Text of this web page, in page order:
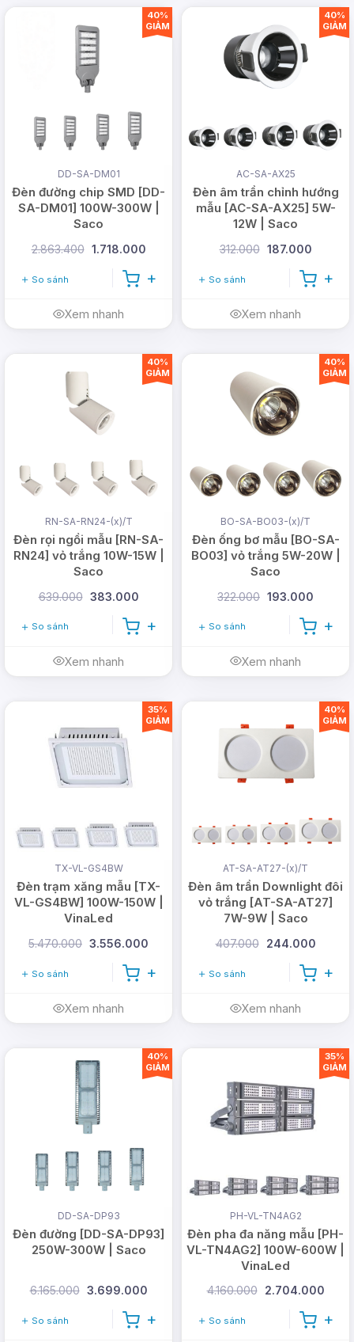
khách hàng, với khả năng cung cấp sản phẩm số
lượng lớn cho các công trình - dự án trong nhiều
năm qua, DMT Solar tự tin là nhà cung cấp sản
phẩm năng lượng mặt trời tốt nhất hiện nay.
Sản phẩm nguồn gốc xuất xứ rõ ràng
Bảo hành 2 - 3 năm, đổi trả trong 12 tháng đầu
Luôn được kiểm tra chất lượng trước khi bàn
giao
Công ty nhập khẩu trực tiếp tại nhà máy
Văn phòng: 365A đường Tô Ngọc Vân,
Phường Thới An, TP Hồ Chí Minh (Xem bản
Trụ sở: 26/1B Ấp Nam Lân, Xã Bà Điểm,
Hotline: 0978.126.123
- CSKH/Bảo hành:
999.99.123
Email:vn@dmtsolar.com-
cskh@dmtsolar.com
www.dmtsolar.vn
DD-SA-DM01
Đèn đường chip SMD [DD-
SA-DM01] 100W-300W |
Saco
2.863.400 1.718.000
So sánh
Xem nhanh
40%
GIẢM
AC-SA-AX25
Đèn âm trần chỉnh hướng
mẫu [AC-SA-AX25] 5W-
12W | Saco
312.000 187.000
So sánh
Xem nhanh
40%
GIẢM
RN-SA-RN24-(x)/T
Đèn rọi ngồi mẫu [RN-SA-
RN24] vỏ trắng 10W-15W |
Saco
639.000 383.000
So sánh
Xem nhanh
40%
GIẢM
BO-SA-BO03-(x)/T
Đèn ống bơ mẫu [BO-SA-
BO03] vỏ trắng 5W-20W |
Saco
322.000 193.000
So sánh
Xem nhanh
40%
GIẢM
TX-VL-GS4BW
Đèn trạm xăng mẫu [TX-
VL-GS4BW] 100W-150W |
VinaLed
5.470.000 3.556.000
So sánh
Xem nhanh
35%
GIẢM
AT-SA-AT27-(x)/T
Đèn âm trần Downlight đôi
vỏ trắng [AT-SA-AT27]
7W-9W | Saco
407.000 244.000
So sánh
Xem nhanh
40%
GIẢM
DD-SA-DP93
Đèn đường [DD-SA-DP93]
250W-300W | Saco
6.165.000 3.699.000
So sánh
40%
GIẢM
PH-VL-TN4AG2
Đèn pha đa năng mẫu [PH-
VL-TN4AG2] 100W-600W |
VinaLed
4.160.000 2.704.000
So sánh
35%
GIẢM